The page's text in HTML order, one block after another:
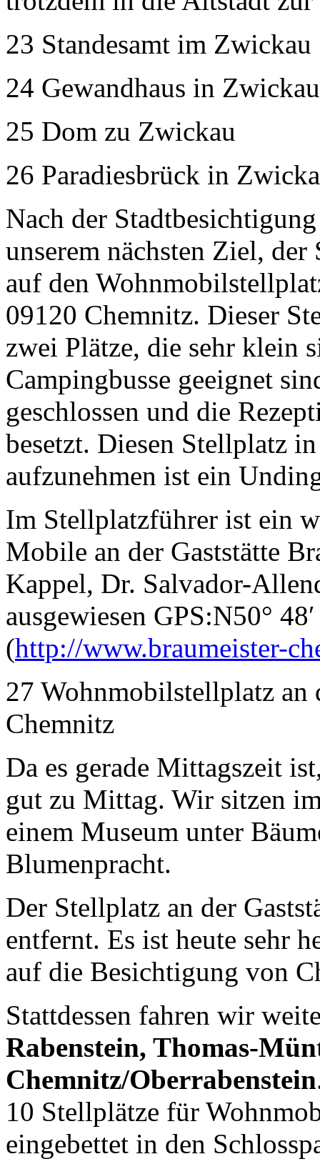
23 Standesamt im Zwickau
24 Gewandhaus in Zwickau
25 Dom zu Zwickau
26 Paradiesbrück in
Nach der
unserem nächsten Ziel,
auf den
09120 Chemnitz. Dieser
zwei Plätze, die sehr klein
Campingbusse geeignet
geschlossen und die
besetzt. Diesen Stellplatz
aufzunehmen ist ein
Im Stellplatzführer ist ein
Mobile an der Gaststätte
Kappel, Dr. Salvador-
ausgewiesen GPS:N50°
(http://www.braumeister-
27 Wohnmobilstellplatz an
Chemnitz
Da es gerade Mittagszeit
gut zu Mittag. Wir sitzen
einem Museum unter
Blumenpracht.
Der Stellplatz an der
entfernt. Es ist heute sehr
auf die Besichtigung von
Stattdessen fahren wir
Rabenstein, Thomas-
Chemnitz/Oberrabenstein
10 Stellplätze für
eingebettet in den